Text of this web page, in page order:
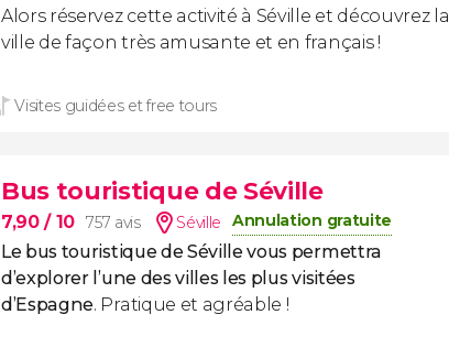
Alors réservez cette activité à Séville et découvrez la
ville de façon très amusante et en français !
Visites guidées et free tours
Bus touristique de Séville
7,90/ 10 757 avis Séville Annulation gratuite
Le bus touristique de Séville vous permettra
d’explorer l’une des villes les plus visitées
d’Espagne. Pratique et agréable !